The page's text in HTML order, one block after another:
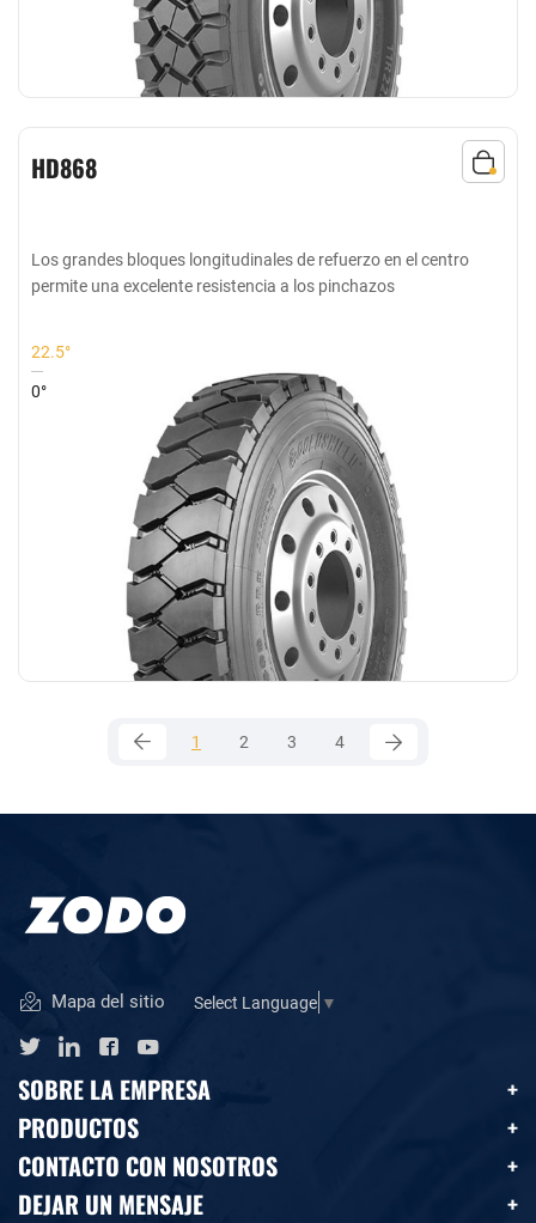
HD868
Los grandes bloques longitudinales de refuerzo en el centro
permite una excelente resistencia a los pinchazos
22.5°
0°
1 2 3 4
Mapa del sitio Select Language ▼
SOBRE LA EMPRESA
PRODUCTOS
CONTACTO CON NOSOTROS
DEJAR UN MENSAJE